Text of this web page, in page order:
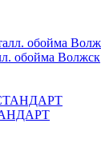
обойма Волжск